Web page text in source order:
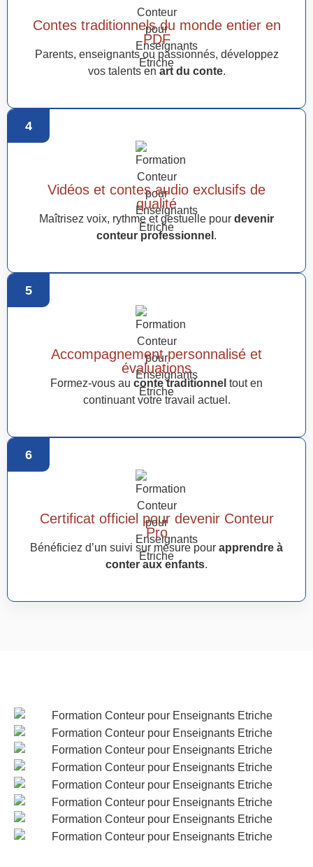
Contes traditionnels du monde entier en
PDF
Parents, enseignants ou passionnés, développez
vos talents en art du conte.
4
Vidéos et contes audio exclusifs de
qualité
Maîtrisez voix, rythme et gestuelle pour devenir
conteur professionnel .
5
Accompagnement personnalisé et
évaluations
Formez-vous au conte traditionnel tout en
continuant votre travail actuel.
6
Certificat officiel pour devenir Conteur
Pro
Bénéficiez d’un suivi sur mesure pour apprendre à
conter aux enfants.